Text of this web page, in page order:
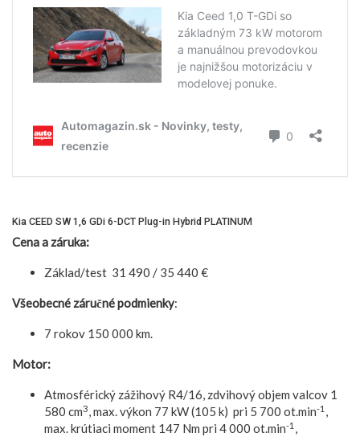
Kia CEED SW 1,6 GDi 6-DCT Plug-in Hybrid PLATINUM
Cena a záruka:
Základ/test 31 490 / 35 440 €
Všeobecné záručné podmienky:
7 rokov 150 000 km.
Motor:
Atmosférický zážihový R4/16, zdvihový objem valcov 1
580 cm3, max. výkon 77 kW (105 k) pri 5 700 ot.min-1 ,
max. krútiaci moment 147 Nm pri 4 000 ot.min-1 ,